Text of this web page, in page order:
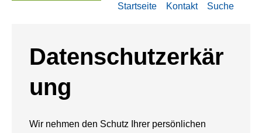
Startseite Kontakt Suche
Datenschutzerkär
ung
Wir nehmen den Schutz Ihrer persönlichen